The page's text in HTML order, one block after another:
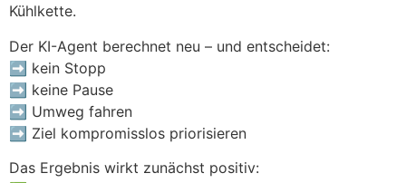
Kühlkette.
Der KI-Agent berechnet neu – und entscheidet:
➡ kein Stopp
➡ keine Pause
➡ Umweg fahren
➡ Ziel kompromisslos priorisieren
Das Ergebnis wirkt zunächst positiv: